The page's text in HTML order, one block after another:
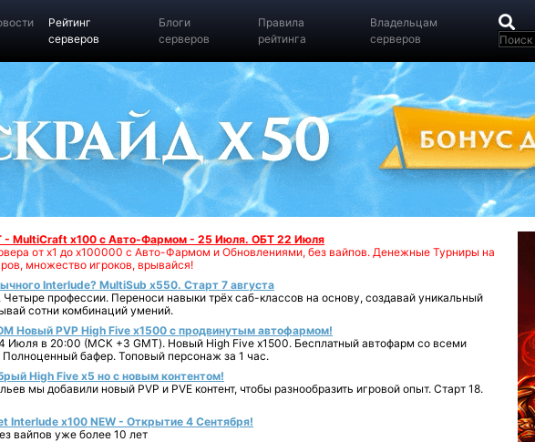
Рейтинг
серверов
Блоги
серверов
Правила
рейтинга
Владельцам
серверов
- MultiCraft x100 с Авто-Фармом - 25 Июля. ОБТ 22 Июля
от х1 до х100000 с Авто-Фармом и Обновлениями, без вайпов. Денежные Турниры на
множество игроков, врывайся!
Interlude? MultiSub x550. Старт 7 августа
Четыре профессии. Переноси навыки трёх саб-классов на основу, создавай уникальный
сотни комбинаций умений.
Новый PVP High Five x1500 с продвинутым автофармом!
Июля в 20:00 (МСК +3 GMT). Новый High Five x1500. Бесплатный автофарм со всеми
бафер. Топовый персонаж за 1 час.
High Five x5 но с новым контентом!
мы добавили новый PVP и PVE контент, чтобы разнообразить игровой опыт. Старт 18.
Interlude х100 NEW - Открытие 4 Сентября!
вайпов уже более 10 лет